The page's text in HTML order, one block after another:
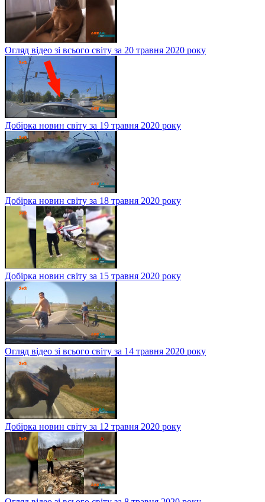
Огляд відео зі всього світу за 20 травня 2020 року
Добірка новин світу за 19 травня 2020 року
Добірка новин світу за 18 травня 2020 року
Добірка новин світу за 15 травня 2020 року
Огляд відео зі всього світу за 14 травня 2020 року
Добірка новин світу за 12 травня 2020 року